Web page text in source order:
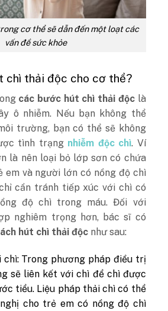
cơ thể sẽ dẫn đến một loạt các
vấn đề sức khỏe
chì thải độc cho cơ thể?
các bước hút chì thải độclà
ô nhiễm. Nếu bạn không thể
trường, bạn có thể sẽ không
tình trạng nhiễm độc chì. Ví
là nên loại bỏ lớp sơn có chứa
em và người lớn có nồng độ chì
cần tránh tiếp xúc với chì có
độ chì trong máu. Đối với
nghiêm trọng hơn, bác sĩ có
hút chì thải độc như sau:
chì: Trong phương pháp điều trị
sẽ liên kết với chì để chì được
tiểu. Liệu pháp thải chì có thể
cho trẻ em có nồng độ chì